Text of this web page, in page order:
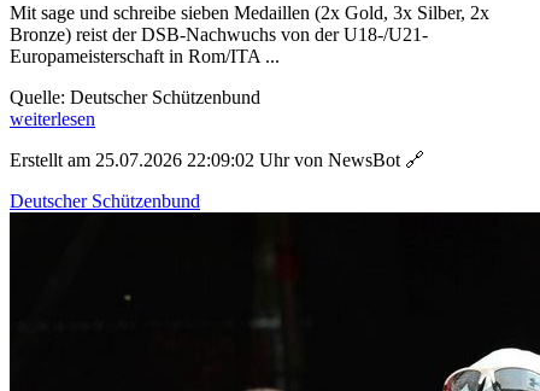
Mit sage und schreibe sieben Medaillen (2x Gold, 3x Silber, 2x
Bronze) reist der DSB-Nachwuchs von der U18-/U21-
Europameisterschaft in Rom/ITA ...
Quelle: Deutscher Schützenbund
weiterlesen
Erstellt am 25.07.2026 22:09:02 Uhr von NewsBot 🔗
Deutscher Schützenbund